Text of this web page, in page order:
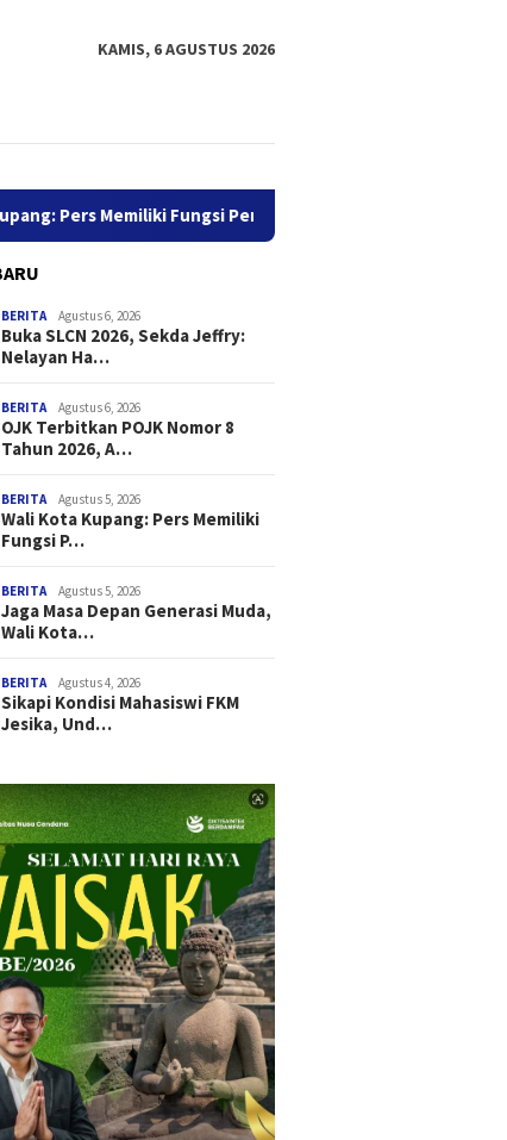
KAMIS, 6 AGUSTUS 2026
Memiliki Fungsi Penting dalam Penyebar Luasan Informasi
2026, Sekda
Harus Jadikan
Sebagai
Transaksi Industri Pindar
BERITA Agustus 6, 2026
Buka SLCN 2026, Sekda Jeffry:
Nelayan Ha…
BERITA Agustus 6, 2026
OJK Terbitkan POJK Nomor 8
Tahun 2026, A…
BERITA Agustus 5, 2026
Wali Kota Kupang: Pers Memiliki
Fungsi P…
BERITA Agustus 5, 2026
Jaga Masa Depan Generasi Muda,
Wali Kota…
BERITA Agustus 4, 2026
Sikapi Kondisi Mahasiswi FKM
Jesika, Und…